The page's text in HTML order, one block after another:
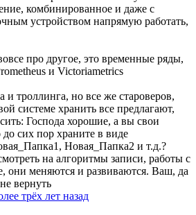
комбинированное и даже с
устройством напрямую работать,
про другое, это временные ряды,
и Victoriametrics
и троллинга, но все же староверов,
системе хранить все предлагают,
Господа хорошие, а вы свои
сих пор храните в виде
Новая_Папка2 и т.д.?
на алгоритмы записи, работы с
они меняются и развиваются. Ваш, да
вернуть
трёх лет назад